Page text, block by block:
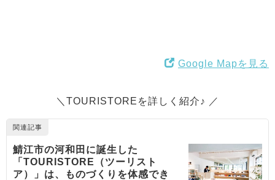
Google Mapを見る
＼TOURISTOREを詳しく紹介♪ ／